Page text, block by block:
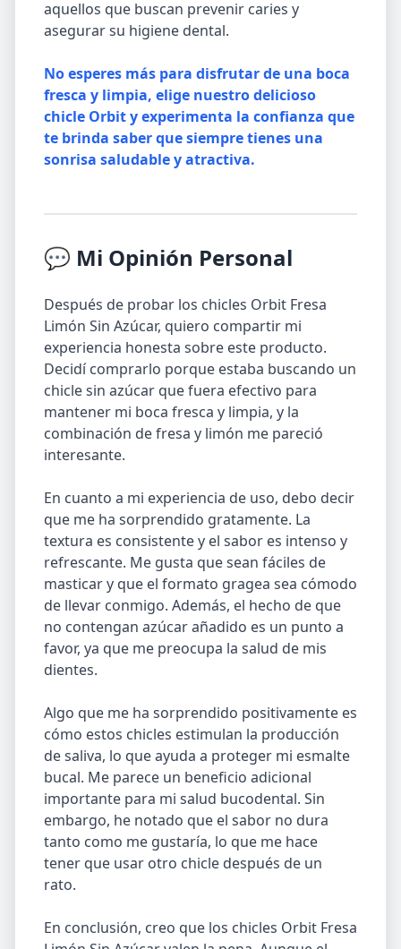
aquellos que buscan prevenir caries y
asegurar su higiene dental.
No esperes más para disfrutar de una boca
fresca y limpia, elige nuestro delicioso
chicle Orbit y experimenta la confianza que
te brinda saber que siempre tienes una
sonrisa saludable y atractiva.
💬 Mi Opinión Personal
Después de probar los chicles Orbit Fresa
Limón Sin Azúcar, quiero compartir mi
experiencia honesta sobre este producto.
Decidí comprarlo porque estaba buscando un
chicle sin azúcar que fuera efectivo para
mantener mi boca fresca y limpia, y la
combinación de fresa y limón me pareció
interesante.
En cuanto a mi experiencia de uso, debo decir
que me ha sorprendido gratamente. La
textura es consistente y el sabor es intenso y
refrescante. Me gusta que sean fáciles de
masticar y que el formato gragea sea cómodo
de llevar conmigo. Además, el hecho de que
no contengan azúcar añadido es un punto a
favor, ya que me preocupa la salud de mis
dientes.
Algo que me ha sorprendido positivamente es
cómo estos chicles estimulan la producción
de saliva, lo que ayuda a proteger mi esmalte
bucal. Me parece un beneficio adicional
importante para mi salud bucodental. Sin
embargo, he notado que el sabor no dura
tanto como me gustaría, lo que me hace
tener que usar otro chicle después de un
rato.
En conclusión, creo que los chicles Orbit Fresa